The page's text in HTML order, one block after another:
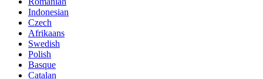
Indonesian
Czech
Afrikaans
Swedish
Polish
Basque
Catalan